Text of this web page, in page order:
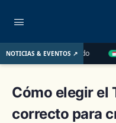
NOTICIAS & EVENTOS ↗
AUG 7 Wake-up
Cómo elegir el
correcto para